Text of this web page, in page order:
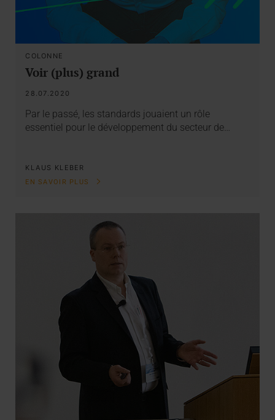
COLONNE
Voir (plus) grand
28.07.2020
Par le passé, les standards jouaient un rôle
essentiel pour le développement du secteur de…
KLAUS KLEBER
EN SAVOIR PLUS